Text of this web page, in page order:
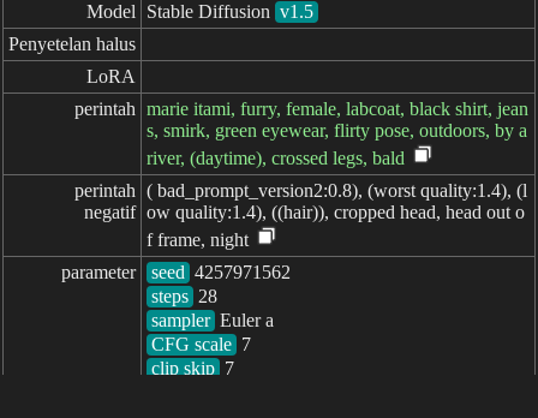
Model
Stable Diffusion v1.5
Penyetelan halus
LoRA
perintah marie itami, furry, female, labcoat, black shirt, jean
s, smirk, green eyewear, flirty pose, outdoors, by a
river, (daytime), crossed legs, bald
perintah
negatif
( bad_prompt_version2:0.8), (worst quality:1.4), (l
ow quality:1.4), ((hair)), cropped head, head out o
f frame, night
parameter
seed
steps
sampler
CFG scale
clip skip 7